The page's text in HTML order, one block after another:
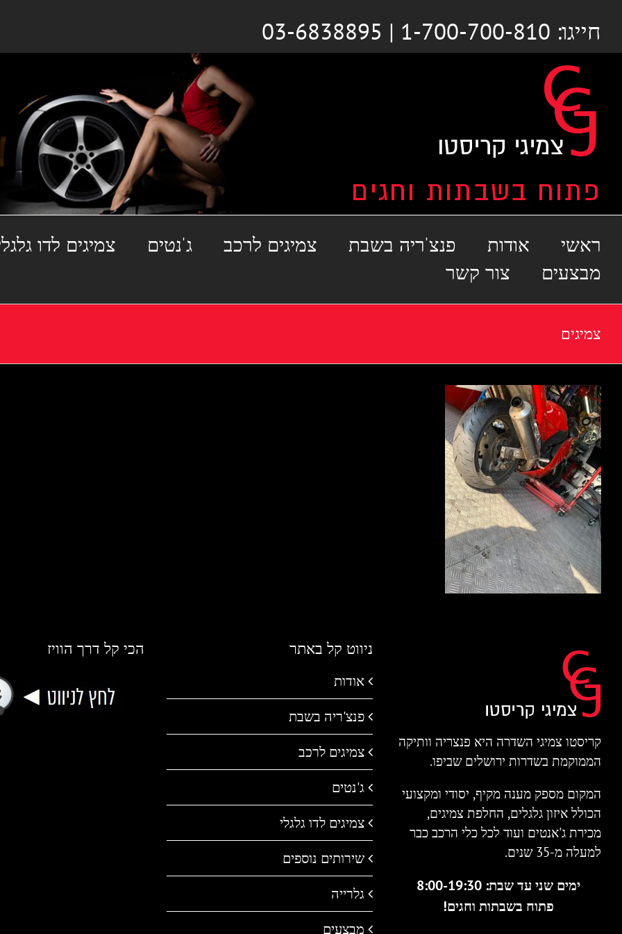
לתוכןחייגו: 1-700-700-810 | 03-6838895
ראשי אודות פנצ'ריה בשבת צמיגים לרכב ג'נטים צמיגים לדו
מבצעים
צור קשר
צמיגים
קריסטו צמיגי השדרה היא פנצריה וותיקה
הממוקמת בשדרות ירושלים שביפו.
המקום מספק מענה מקיף, יסודי ומקצועי
הכולל איזון גלגלים, החלפת צמיגים,
מכירת ג'אנטים ועוד לכל כלי הרכב כבר
למעלה מ-35 שנים.
ימים שני עד שבת: 8:00-19:30
פתוח בשבתות וחגים!
ניווט קל באתר
אודות
פנצ'ריה בשבת
צמיגים לרכב
ג'נטים
צמיגים לדו גלגלי
שירותים נוספים
גלרייה
מבצעים
הכי קל דרך הוויז